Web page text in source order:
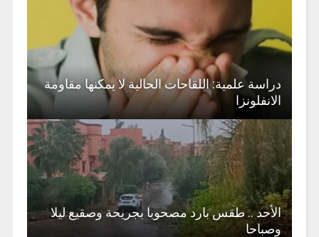
دراسة علمية: اللقاحات الحالية لا يمكنها مقاومة
الانفلونزا
الأحد .. طقس بارد مصحوبا بجريحة وصقيع ليلا
وصباحا